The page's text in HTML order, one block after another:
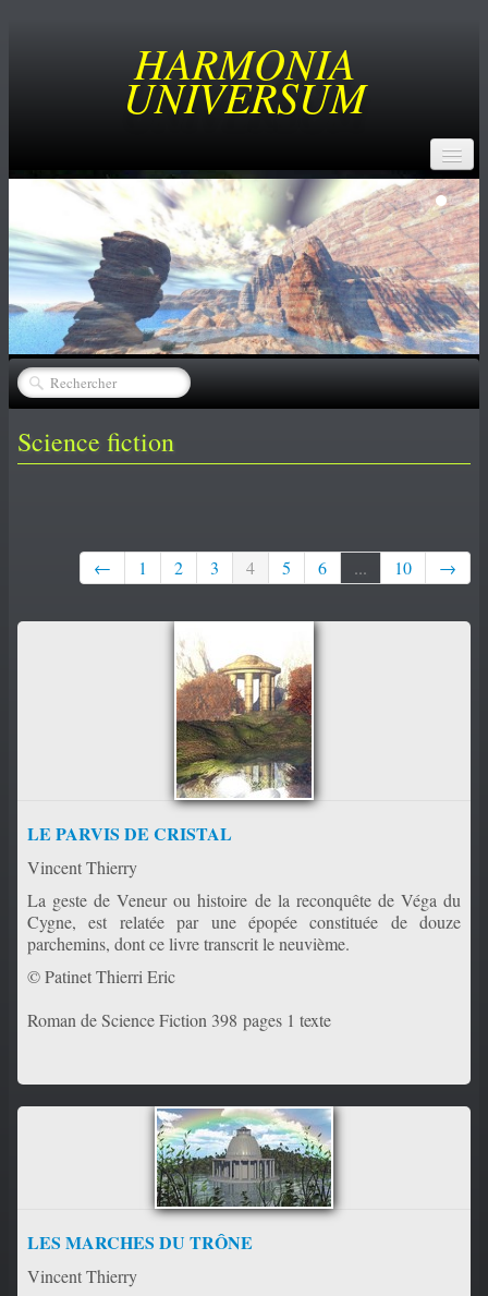
HARMONIA
UNIVERSUM
ACCUEIL
BUT
SERVICES
CREATEURS▼
CATALOGUE
CONTACT
Science fiction
← 1 2 3 4 5 6 ... 10 →
LE PARVIS DE CRISTAL
Vincent Thierry
La geste de Veneur ou histoire de la reconquête de Véga du
Cygne, est relatée par une épopée constituée de douze
parchemins, dont ce livre transcrit le neuvième.
© Patinet Thierri Eric
Roman de Science Fiction 398 pages 1 texte
LES MARCHES DU TRÔNE
Vincent Thierry